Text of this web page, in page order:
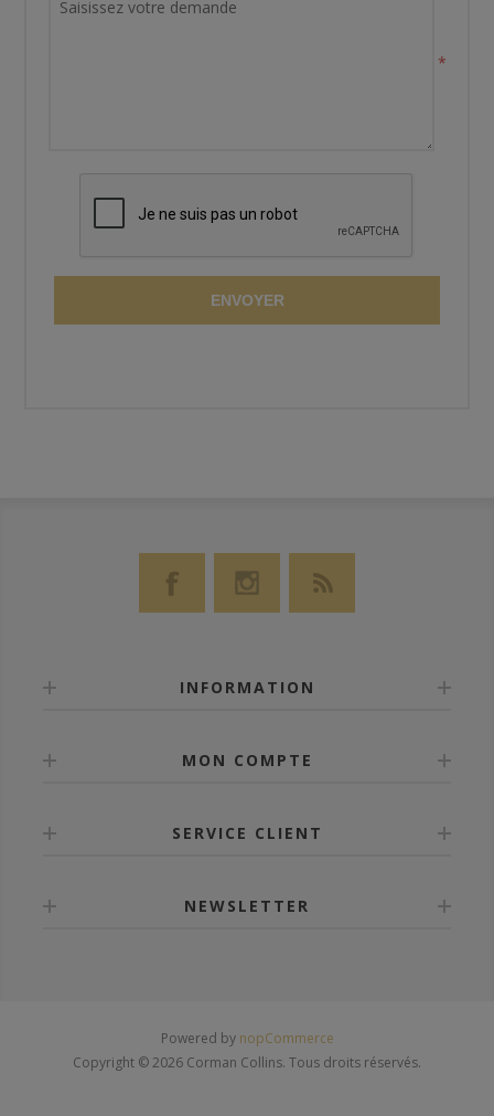
*
ENVOYER
INFORMATION
MON COMPTE
SERVICE CLIENT
NEWSLETTER
Powered by nopCommerce
Copyright © 2026 Corman Collins. Tous droits réservés.